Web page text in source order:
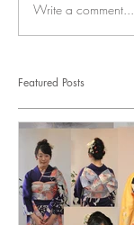
Write a comment...
Featured Posts